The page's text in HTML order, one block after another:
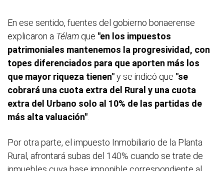
En ese sentido, fuentes del gobierno bonaerense
explicaron a Télam que "en los impuestos
patrimoniales mantenemos la progresividad, con
topes diferenciados para que aporten más los
que mayor riqueza tienen"y se indicó que "se
cobrará una cuota extra del Rural y una cuota
extra del Urbano solo al 10% de las partidas de
más alta valuación"
Por otra parte, el impuesto Inmobiliario de la Planta
Rural, afrontará subas del 140% cuando se trate de